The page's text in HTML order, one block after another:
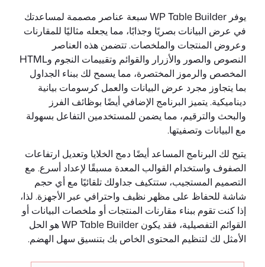
يوفر WP Table Builder سبعة عناصر مصممة لمساعدتك
في عرض البيانات بصريًا وجذابًا، مما يجعله مثاليًا للمقارنات
وعروض المنتجات والملخصات. تتضمن هذه العناصر
النصوص والصور والأزرار والقوائم وتقييمات النجوم وHTML
المخصص والرموز المختصرة، مما يسمح لك ببناء الجداول
بما يتجاوز مجرد عرض البيانات والعمل كرسومات بيانية
ديناميكية. يتميز البرنامج الإضافي أيضًا بوظائف الفرز
والبحث والترقيم، مما يضمن للمستخدمين التفاعل بسهولة
مع البيانات وتصفيتها.
يتيح لك البرنامج المساعد أيضًا دمج الخلايا وتعديل ارتفاعات
الصفوف واستخدام القوالب المعدة مسبقًا لإعداد أسرع. مع
التصميم المستجيب، ستتكيف جداولك تلقائيًا مع أي حجم
شاشة للحفاظ على مظهر نظيف واحترافي عبر الأجهزة. لذا،
إذا كنت تقوم ببناء مقارنات المنتجات أو ملخصات البيانات أو
القوائم التفصيلية، فقد يكون WP Table Builder هو الحل
الأمثل لك لتنظيم المحتوى الخاص بك بتنسيق سهل الهضم.